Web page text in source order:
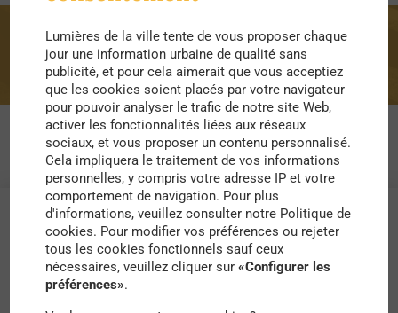
précaire
Lumières de la ville tente de vous proposer chaque
jour une information urbaine de qualité sans
publicité, et pour cela aimerait que vous acceptiez
que les cookies soient placés par votre navigateur
pour pouvoir analyser le trafic de notre site Web,
activer les fonctionnalités liées aux réseaux
sociaux, et vous proposer un contenu personnalisé.
Cela impliquera le traitement de vos informations
personnelles, y compris votre adresse IP et votre
comportement de navigation. Pour plus
d'informations, veuillez consulter notre Politique de
cookies. Pour modifier vos préférences ou rejeter
tous les cookies fonctionnels sauf ceux
nécessaires, veuillez cliquer sur«Configurer les
préférences».